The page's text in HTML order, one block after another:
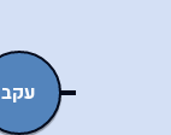
עקב